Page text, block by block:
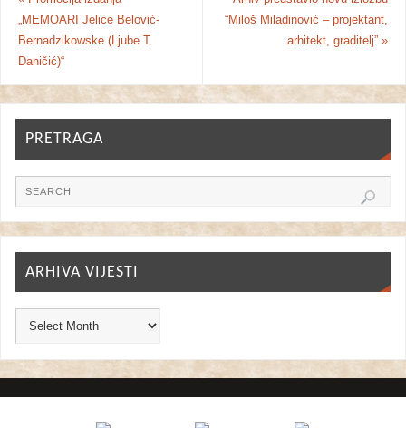
„MEMOARI Jelice Belović-
Bernadzikowske (Ljube T.
Daničić)“
“Miloš Miladinović – projektant,
arhitekt, graditelj”»
PRETRAGA
ARHIVA VIJESTI